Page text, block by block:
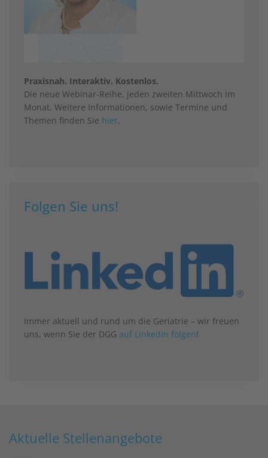
Praxisnah. Interaktiv. Kostenlos.
Die neue Webinar-Reihe, jeden zweiten Mittwoch im
Monat. Weitere Informationen, sowie Termine und
Themen finden Sie hier.
Folgen Sie uns!
Immer aktuell und rund um die Geriatrie – wir freuen
uns, wenn Sie der DGG auf LinkedIn folgen!
Aktuelle Stellenangebote